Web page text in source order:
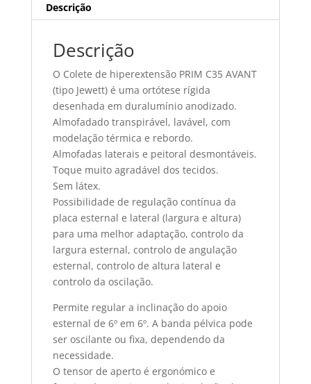
Descrição
Descrição
O Colete de hiperextensão PRIM C35 AVANT
(tipo Jewett) é uma ortótese rígida
desenhada em duralumínio anodizado.
Almofadado transpirável, lavável, com
modelação térmica e rebordo.
Almofadas laterais e peitoral desmontáveis.
Toque muito agradável dos tecidos.
Sem látex.
Possibilidade de regulação contínua da
placa esternal e lateral (largura e altura)
para uma melhor adaptação, controlo da
largura esternal, controlo de angulação
esternal, controlo de altura lateral e
controlo da oscilação.
Permite regular a inclinação do apoio
esternal de 6º em 6º. A banda pélvica pode
ser oscilante ou fixa, dependendo da
necessidade.
O tensor de aperto é ergonómico e